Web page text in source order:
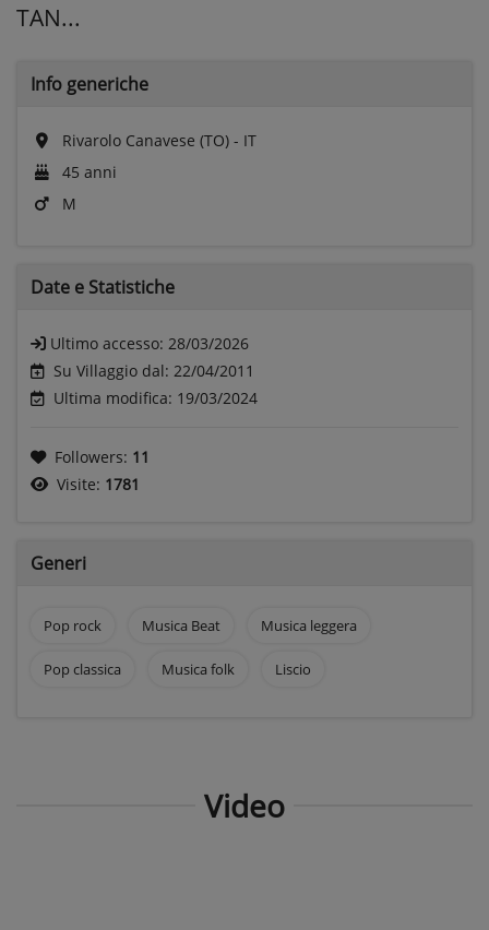
TAN...
Info generiche
Rivarolo Canavese (TO) - IT
45 anni
M
Date e Statistiche
Ultimo accesso: 28/03/2026
Su Villaggio dal: 22/04/2011
Ultima modifica: 19/03/2024
Followers: 11
Visite: 1781
Generi
Pop rock Musica Beat Musica leggera
Pop classica Musica folk Liscio
Video